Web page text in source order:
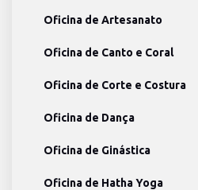
Oficina de Artesanato
Oficina de Canto e Coral
Oficina de Corte e Costura
Oficina de Dança
Oficina de Ginástica
Oficina de Hatha Yoga